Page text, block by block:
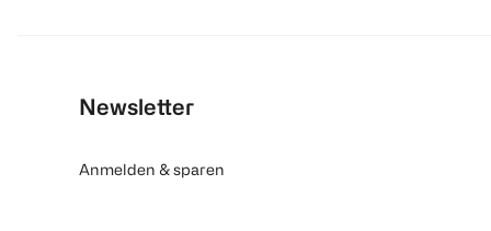
Newsletter
Anmelden & sparen